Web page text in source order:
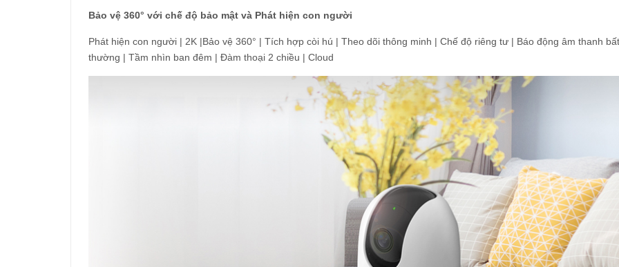
Bảo vệ 360° với chế độ bảo mật và Phát hiện con người
Phát hiện con người | 2K |Bảo vệ 360° | Tích hợp còi hú | Theo dõi thông minh | Chế độ riêng tư | Báo động âm thanh bất
thường | Tầm nhìn ban đêm | Đàm thoại 2 chiều | Cloud